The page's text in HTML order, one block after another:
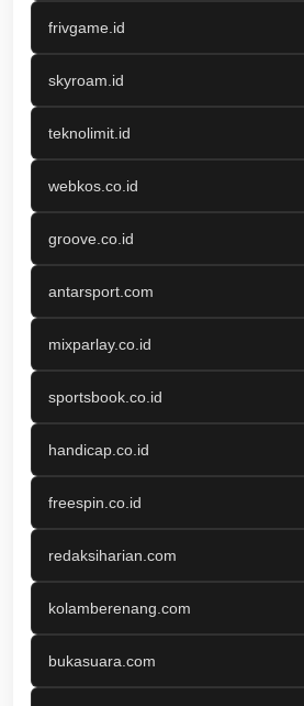
frivgame.id
skyroam.id
teknolimit.id
webkos.co.id
groove.co.id
antarsport.com
mixparlay.co.id
sportsbook.co.id
handicap.co.id
freespin.co.id
redaksiharian.com
kolamberenang.com
bukasuara.com